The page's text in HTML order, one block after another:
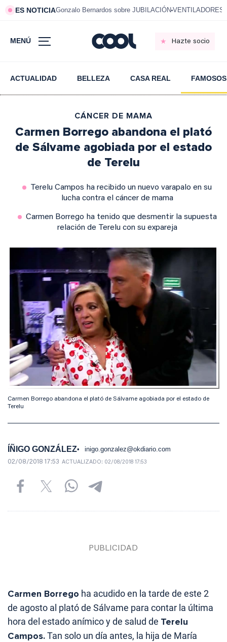
ES NOTICIAGonzalo Bernardos sobre JUBILACIÓN VENTILADORES
MENÚ Hazte socio
ACTUALIDAD BELLEZA CASA REAL FAMOSOS
CÁNCER DE MAMA
Carmen Borrego abandona el plató
de Sálvame agobiada por el estado
de Terelu
Terelu Campos ha recibido un nuevo varapalo en su
lucha contra el cáncer de mama
Carmen Borrego ha tenido que desmentir la supuesta
relación de Terelu con su expareja
Carmen Borrego abandona el plató de Sálvame agobiada por el estado de
Terelu
ÍÑIGO GONZÁLEZ inigo.gonzalez@okdiario.com
02/08/2018 17:53 ACTUALIZADO: 02/08/2018 17:53
Carmen Borrego ha acudido en la tarde de este 2
de agosto al plató de Sálvame para contar la última
hora del estado anímico y de salud de Terelu
Campos.Tan solo un día antes, la hija de María